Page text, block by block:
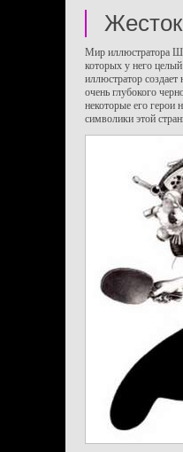
Мир иллюстратора
которых у него
иллюстратор
очень глубокого
некоторые его герои
символики этой